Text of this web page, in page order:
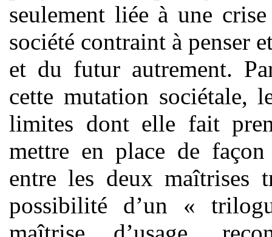
seulement liée à une
société contraint à penser
et du futur autrement.
cette mutation sociétale,
limites dont elle fait
mettre en place de
entre les deux maîtrises
possibilité d’un «